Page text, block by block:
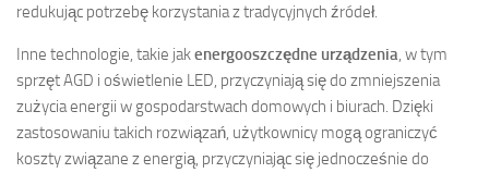
redukując potrzebę korzystania z tradycyjnych źródeł.
Inne technologie, takie jakenergooszczędne urządzenia, w tym
sprzęt AGD i oświetlenie LED, przyczyniają się do zmniejszenia
zużycia energii w gospodarstwach domowych i biurach. Dzięki
zastosowaniu takich rozwiązań, użytkownicy mogą ograniczyć
koszty związane z energią, przyczyniając się jednocześnie do